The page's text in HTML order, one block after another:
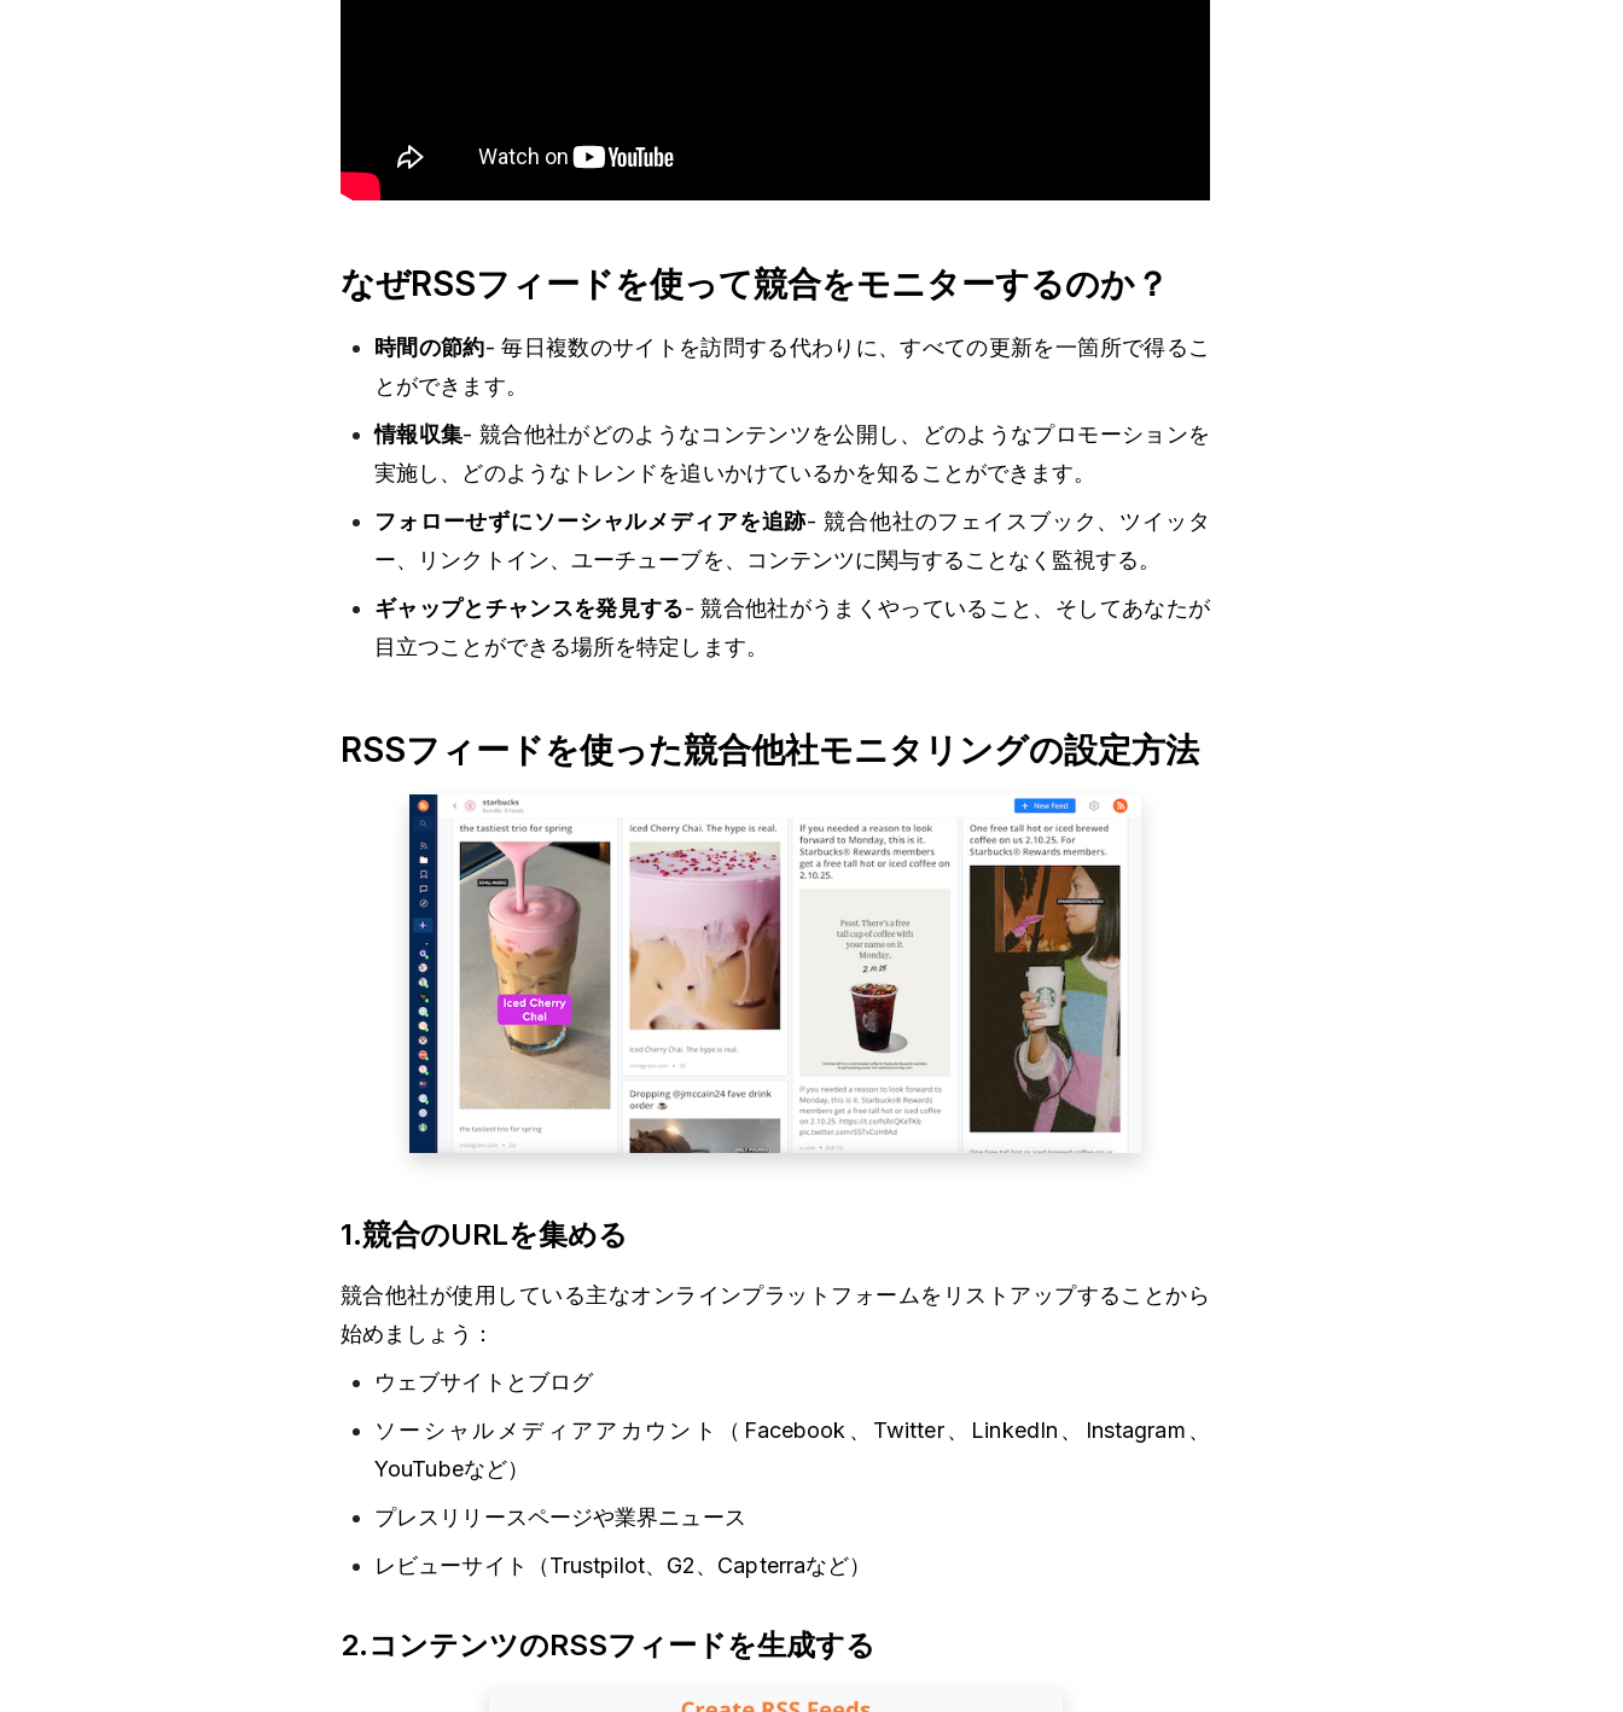
なぜRSSフィードを使って競合をモニターするのか？
時間の節約- 毎日複数のサイトを訪問する代わりに、すべての更新を一箇所で得るこ
とができます。
情報収集- 競合他社がどのようなコンテンツを公開し、どのようなプロモーションを
実施し、どのようなトレンドを追いかけているかを知ることができます。
フォローせずにソーシャルメディアを追跡- 競合他社のフェイスブック、ツイッタ
ー、リンクトイン、ユーチューブを、コンテンツに関与することなく監視する。
ギャップとチャンスを発見する- 競合他社がうまくやっていること、そしてあなたが
目立つことができる場所を特定します。
RSSフィードを使った競合他社モニタリングの設定方法
1.競合のURLを集める
競合他社が使用している主なオンラインプラットフォームをリストアップすることから
始めましょう：
ウェブサイトとブログ
ソーシャルメディアアカウント（Facebook、Twitter、LinkedIn、Instagram、
YouTubeなど）
プレスリリースページや業界ニュース
レビューサイト（Trustpilot、G2、Capterraなど）
2.コンテンツのRSSフィードを生成する